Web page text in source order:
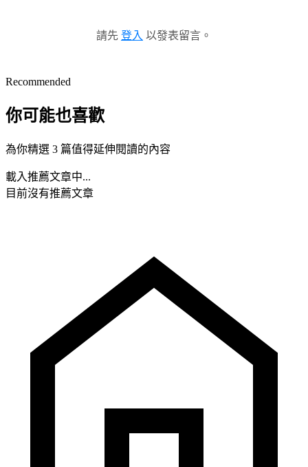
請先 登入 以發表留言。
Recommended
你可能也喜歡
為你精選 3 篇值得延伸閱讀的內容
載入推薦文章中...
目前沒有推薦文章